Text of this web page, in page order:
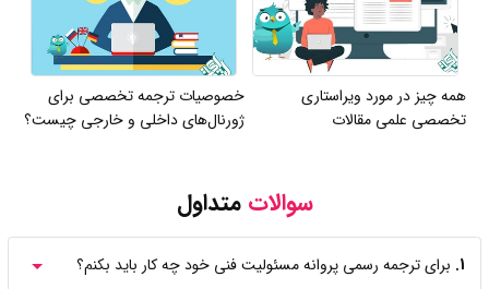
همه چیز در مورد ویراستاری
تخصصی علمی مقالات
خصوصیات ترجمه تخصصی برای
ژورنال‌های داخلی و خارجی چیست؟
سوالاتمتداول
1. برای ترجمه رسمی پروانه مسئولیت فنی خود چه کار باید بکنم؟